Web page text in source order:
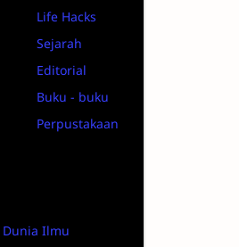
Life Hacks
Sejarah
Editorial
Buku - buku
Perpustakaan
Ilmu